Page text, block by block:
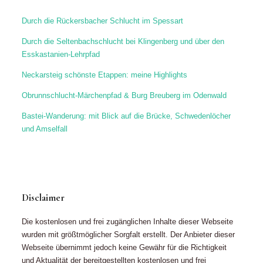
Durch die Rückersbacher Schlucht im Spessart
Durch die Seltenbachschlucht bei Klingenberg und über den
Esskastanien-Lehrpfad
Neckarsteig schönste Etappen: meine Highlights
Obrunnschlucht-Märchenpfad & Burg Breuberg im Odenwald
Bastei-Wanderung: mit Blick auf die Brücke, Schwedenlöcher
und Amselfall
Disclaimer
Die kostenlosen und frei zugänglichen Inhalte dieser Webseite
wurden mit größtmöglicher Sorgfalt erstellt. Der Anbieter dieser
Webseite übernimmt jedoch keine Gewähr für die Richtigkeit
und Aktualität der bereitgestellten kostenlosen und frei